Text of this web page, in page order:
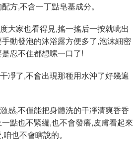
方,不含一丁點皂基成分。
家也看得見,搖一搖后一按就呲出
動發泡的沐浴露方便多了,泡沫細密
忍不住都想嗦一口了!
了,不會出現那種用水沖了好幾遍
,不僅能把身體洗的干凈清爽香香
點也不緊繃,也不會發癢,皮膚看起來
也不會瞎說的。